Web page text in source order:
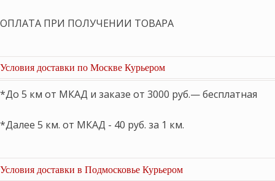
ОПЛАТА ПРИ ПОЛУЧЕНИИ ТОВАРА
Условия доставки по Москве Курьером
*До 5 км от МКАД и заказе от 3000 руб.— бесплатная
*Далее 5 км. от МКАД - 40 руб. за 1 км.
Условия доставки в Подмосковье Курьером